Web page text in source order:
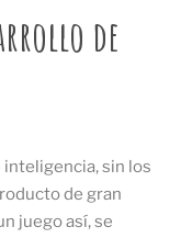
de
sin los
de gran
juego así, se